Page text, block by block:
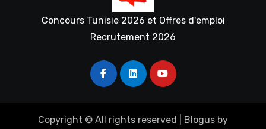
Concours Tunisie 2026 et Offres d'emploi
Recrutement 2026
Copyright © All rights reserved Blogus by